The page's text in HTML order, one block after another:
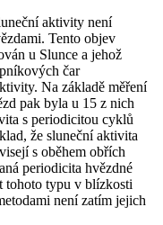
aktivity není
Tento objev
u Slunce a jehož
čar
Na základě měření
pak byla u 15 z nich
s periodicitou cyklů
že sluneční aktivita
s oběhem obřích
periodicita hvězdné
tohoto typu v blízkosti
není zatím jejich